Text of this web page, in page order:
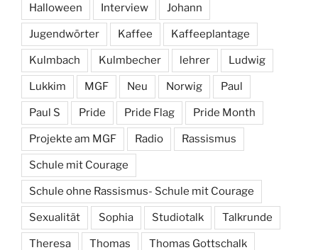
Halloween Interview Johann
Jugendwörter Kaffee Kaffeeplantage
Kulmbach Kulmbecher lehrer Ludwig
Lukkim MGF Neu Norwig Paul
Paul S Pride Pride Flag Pride Month
Projekte am MGF Radio Rassismus
Schule mit Courage
Schule ohne Rassismus- Schule mit Courage
Sexualität Sophia Studiotalk Talkrunde
Theresa Thomas Thomas Gottschalk